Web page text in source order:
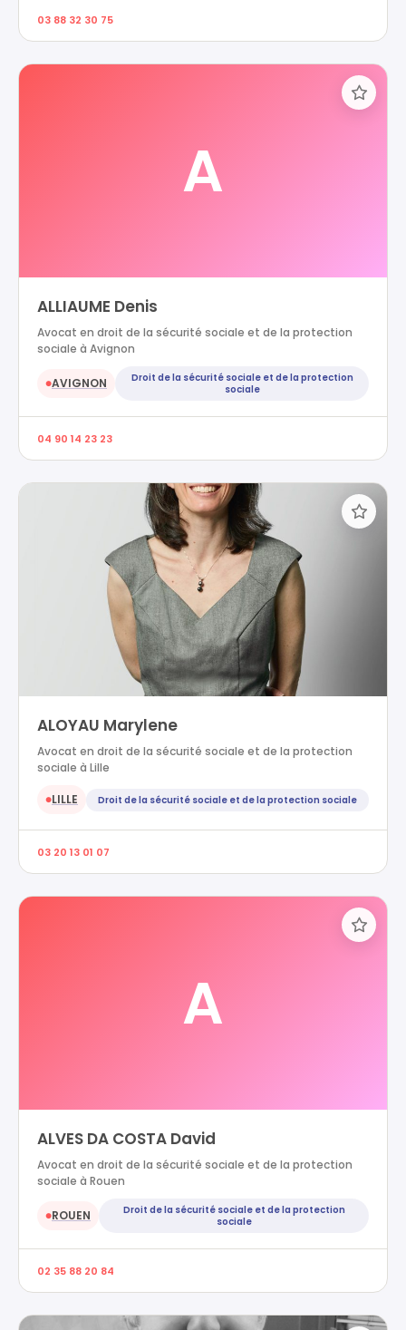
03 88 32 30 75
A
ALLIAUME Denis
Avocat en droit de la sécurité sociale et de la protection
sociale à Avignon
●AVIGNON
Droit de la sécurité sociale et de la protection
sociale
04 90 14 23 23
ALOYAU Marylene
Avocat en droit de la sécurité sociale et de la protection
sociale à Lille
●LILLE Droit de la sécurité sociale et de la protection sociale
03 20 13 01 07
A
ALVES DA COSTA David
Avocat en droit de la sécurité sociale et de la protection
sociale à Rouen
●ROUEN
Droit de la sécurité sociale et de la protection
sociale
02 35 88 20 84